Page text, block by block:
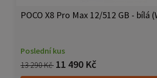
POCO X8 Pro Max 12/512 GB - bílá
Poslední kus
13 290 Kč 11 490 Kč